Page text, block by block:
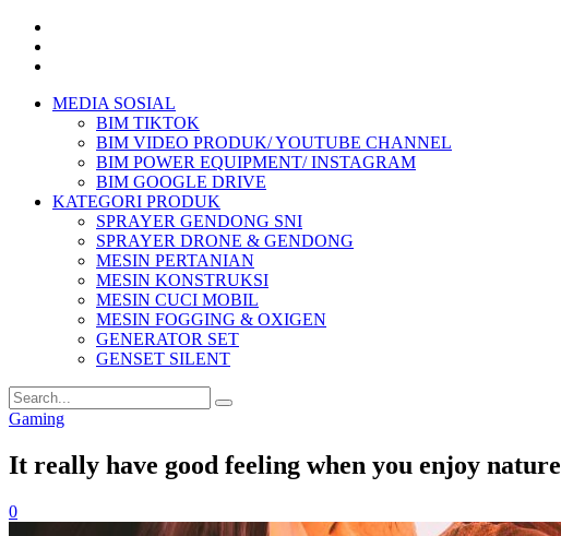
MEDIA SOSIAL
BIM TIKTOK
BIM VIDEO PRODUK/ YOUTUBE CHANNEL
BIM POWER EQUIPMENT/ INSTAGRAM
BIM GOOGLE DRIVE
KATEGORI PRODUK
SPRAYER GENDONG SNI
SPRAYER DRONE & GENDONG
MESIN PERTANIAN
MESIN KONSTRUKSI
MESIN CUCI MOBIL
MESIN FOGGING & OXIGEN
GENERATOR SET
GENSET SILENT
Gaming
It really have good feeling when you enjoy nature
0